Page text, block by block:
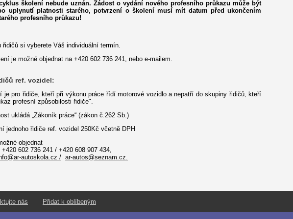
školení nebude uznán. Žádost o vydání nového profesního průkazu může být
uplynutí platnosti starého, potvrzení o školení musí mít datum před ukončením
profesního průkazu!
řidičů si vyberete Váš individuální termín.
je možné objednat na +420 602 736 241, nebo e-mailem.
ref. vozidel:
je pro řidiče, kteří při výkonu práce řídí motorové vozidlo a nepatří do skupiny řidičů, kteří
profesní způsobilosti řidiče".
ukládá „Zákoník práce“ (zákon č.262 Sb.)
jednoho řidiče ref. vozidel 250Kč včetně DPH
objednat
602 736 241 / +420 608 907 434,
autoskola.cz / ar-autos@seznam.cz.
nás Přidat k oblíbeným